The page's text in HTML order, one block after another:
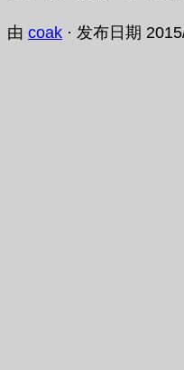
由 coak · 发布日期